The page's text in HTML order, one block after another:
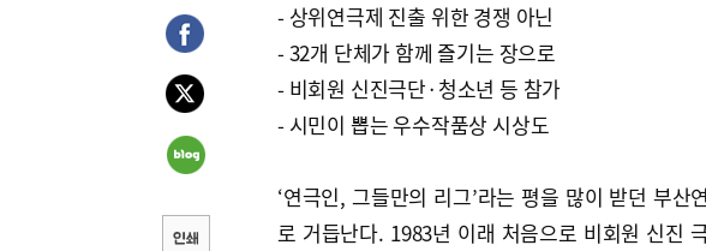
- 상위연극제 진출 위한 경쟁 아닌
- 32개 단체가 함께 즐기는 장으로
- 비회원 신진극단·청소년 등 참가
- 시민이 뽑는 우수작품상 시상도
‘연극인, 그들만의 리그’라는 평을 많이 받던 부산
로 거듭난다. 1983년 이래 처음으로 비회원 신진